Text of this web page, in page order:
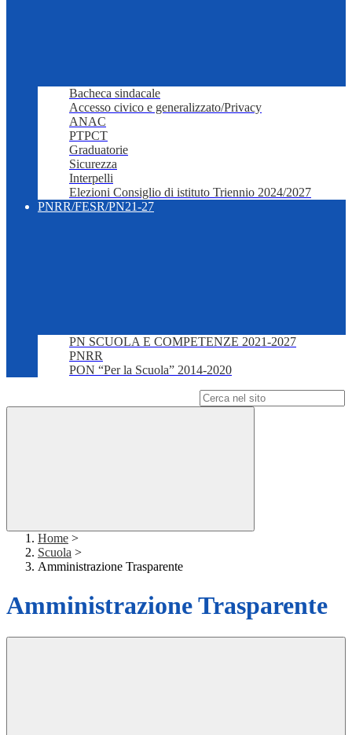
Bacheca sindacale
Accesso civico e generalizzato/Privacy
ANAC
PTPCT
Graduatorie
Sicurezza
Interpelli
Elezioni Consiglio di istituto Triennio 2024/2027
PNRR/FESR/PN21-27
PN SCUOLA E COMPETENZE 2021-2027
PNRR
PON “Per la Scuola” 2014-2020
Home >
Scuola >
Amministrazione Trasparente
Amministrazione Trasparente